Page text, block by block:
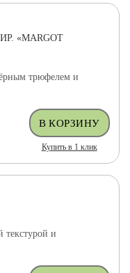
«MARGOT
трюфелем и
Купить в 1 клик
и